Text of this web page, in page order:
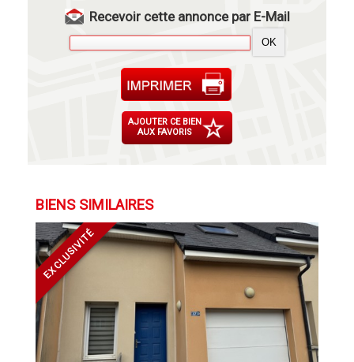
Recevoir cette annonce par E-Mail
AJOUTER CE BIEN
AUX FAVORIS
BIENS SIMILAIRES
EXCLUSIVITÉ